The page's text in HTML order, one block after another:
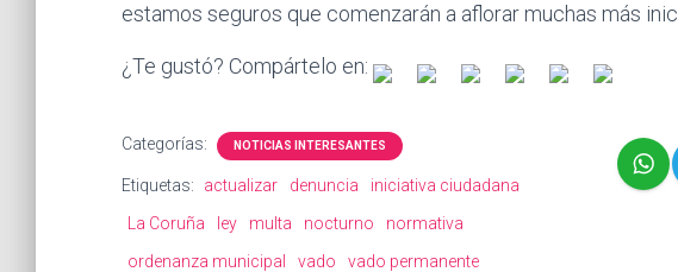
estamos seguros que comenzarán a aflorar muchas más
¿Te gustó? Compártelo en:
Categorías: NOTICIAS INTERESANTES
Etiquetas: actualizar denuncia
iniciativa ciudadana
La Coruña
ley multa nocturno
normativa
ordenanza municipal
vado vado permanente